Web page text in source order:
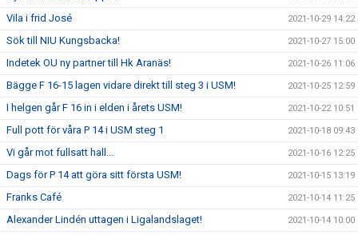
Vila i frid José 2021-10-29 14:22
Sök till NIU Kungsbacka! 2021-10-27 15:00
Indetek OU ny partner till Hk Aranäs! 2021-10-26 11:06
Bägge F 16-15 lagen vidare direkt till steg 3 i USM! 2021-10-25 12:59
I helgen går F 16 in i elden i årets USM! 2021-10-22 10:51
Full pott för våra P 14 i USM steg 1 2021-10-18 09:43
Vi går mot fullsatt hall... 2021-10-16 12:25
Dags för P 14 att göra sitt första USM! 2021-10-15 13:19
Franks Café 2021-10-14 11:25
Alexander Lindén uttagen i Ligalandslaget! 2021-10-14 10:00